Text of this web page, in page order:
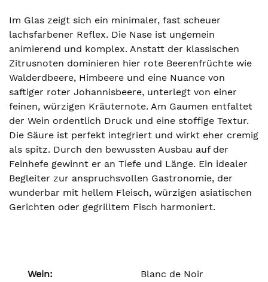
Im Glas zeigt sich ein minimaler, fast scheuer
lachsfarbener Reflex. Die Nase ist ungemein
animierend und komplex. Anstatt der klassischen
Zitrusnoten dominieren hier rote Beerenfrüchte wie
Walderdbeere, Himbeere und eine Nuance von
saftiger roter Johannisbeere, unterlegt von einer
feinen, würzigen Kräuternote. Am Gaumen entfaltet
der Wein ordentlich Druck und eine stoffige Textur.
Die Säure ist perfekt integriert und wirkt eher cremig
als spitz. Durch den bewussten Ausbau auf der
Feinhefe gewinnt er an Tiefe und Länge. Ein idealer
Begleiter zur anspruchsvollen Gastronomie, der
wunderbar mit hellem Fleisch, würzigen asiatischen
Gerichten oder gegrilltem Fisch harmoniert.
Wein: Blanc de Noir